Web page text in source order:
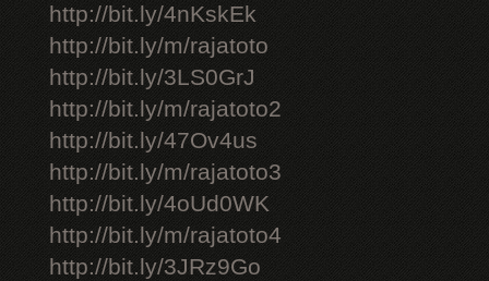
http://bit.ly/4nKskEk
http://bit.ly/m/rajatoto
http://bit.ly/3LS0GrJ
http://bit.ly/m/rajatoto2
http://bit.ly/47Ov4us
http://bit.ly/m/rajatoto3
http://bit.ly/4oUd0WK
http://bit.ly/m/rajatoto4
http://bit.ly/3JRz9Go